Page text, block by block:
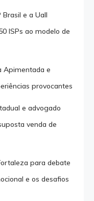
e a Uall
ISPs ao modelo de
Apimentada e
provocantes
e advogado
venda de
para debate
e os desafios